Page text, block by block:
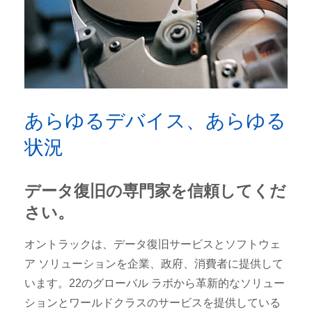
あらゆるデバイス、あらゆる
状況
データ復旧の専門家を信頼してくだ
さい。
オントラックは、データ復旧サービスとソフトウェ
ア ソリューションを企業、政府、消費者に提供して
います。22のグローバル ラボから革新的なソリュー
ションとワールドクラスのサービスを提供している